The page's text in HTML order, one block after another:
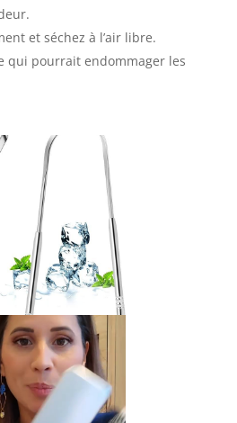
et séchez à l’air libre.
qui pourrait endommager les